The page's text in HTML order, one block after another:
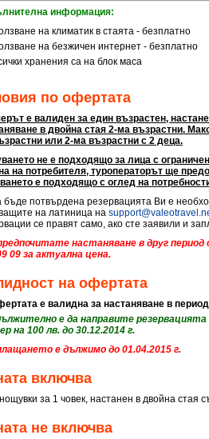
информация:
на климатик в стаята - безплатно
на безжичен интернет - безплатно
хранения са на блок маса
по офертата
е валиден за един възрастен,
в двойна стая 2-ма възрастни.
или 2-ма възрастни с 2 деца.
не е подходящо за лица с
на потребителя, туроператорът ще
е подходящо с оглед на
бъде потвърдена резервацията Ви е
на латиница на
се правят само, ако сте заявили и
настаняване в друг
09 за актуална цена.
на офертата
е валидна за настаняване в
е да направите резервацията
на 100 лв. до 30.12.2014 г.
е дължимо до 01.04.2015 г.
включва
за 1 човек, настанен в двойна стая
не включва